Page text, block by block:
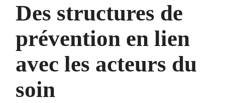
Des structures de
prévention en lien
avec les acteurs du
soin